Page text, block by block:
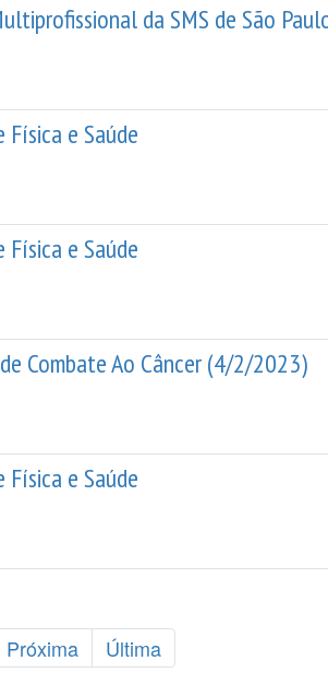
da SMS de São
Física e Saúde
Física e Saúde
Combate Ao Câncer (4/2/2023)
Física e Saúde
Próxima
Última